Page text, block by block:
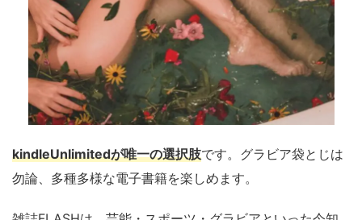
kindleUnlimitedが唯一の選択肢です。グラビア袋とじは
勿論、多種多様な電子書籍を楽しめます。